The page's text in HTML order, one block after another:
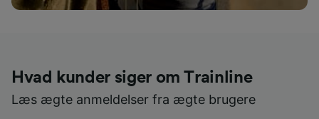
Hvad kunder siger om Trainline
Læs ægte anmeldelser fra ægte brugere